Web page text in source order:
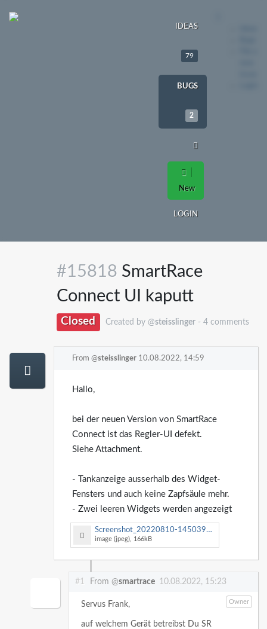
IDEAS
79
BUGS
2
New
LOGIN
#15818 SmartRace
Connect UI kaputt
Closed Created by @steisslinger- 4 comments
From @steisslinger 10.08.2022, 14:59
Hallo,
bei der neuen Version von SmartRace
Connect ist das Regler-UI defekt.
Siehe Attachment.
- Tankanzeige ausserhalb des Widget-
Fensters und auch keine Zapfsäule mehr.
- Zwei leeren Widgets werden angezeigt
Screenshot_20220810-145039_SmartRace-Connect_mod.jpg
image (jpeg), 166kB
#1 From @smartrace 10.08.2022, 15:23
Owner
Servus Frank,
auf welchem Gerät betreibst Du SR